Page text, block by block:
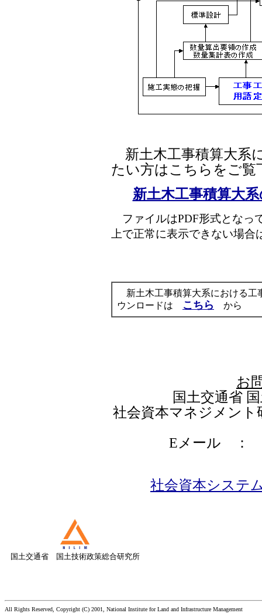
新土木工事積算大系
たい方はこちらをご覧
新土木工事積算大
ファイルはPDF形式となっ
上で正常に表示できない場合
新土木工事積算大系における工
ウンロードは
こちら から
お
国土交通省
社会資本マネジメン
Eメール
社会資本システ
国土交通省 国土技術政策総合研究所
All Rights Reserved, Copyright (C) 2001, National Institute for Land and Infrastructure Management